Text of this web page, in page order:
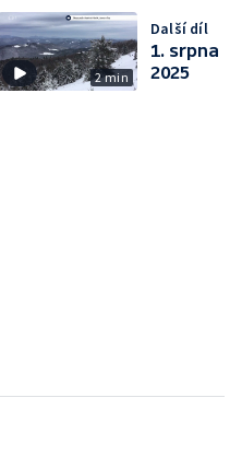
2 min
Další díl
1. srpna
2025